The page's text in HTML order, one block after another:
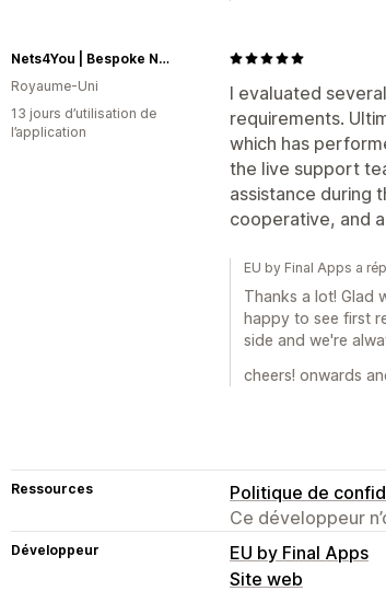
I evaluated
requirements.
which has
the live support
assistance during
cooperative, and
Nets4You | Bespoke Nets, UK Netting Manufacturer & Supplier
Royaume-Uni
13 jours d’utilisation de
l’application
EU by Final Apps a
Thanks a lot! Glad
happy to see first
side and we're
cheers! onwards
Ressources
Politique de
Ce développeur
Développeur
EU by Final Apps
Site web